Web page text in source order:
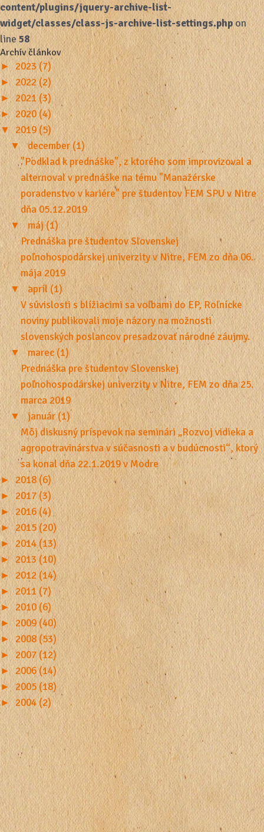
content/plugins/jquery-archive-list-
widget/classes/class-js-archive-list-settings.phpon
line58
Archív článkov
► 2023 (7)
► 2022 (2)
► 2021 (3)
► 2020 (4)
▼ 2019 (5)
▼
december (1)
"Podklad k prednáške", z ktorého som improvizoval a
alternoval v prednáške na tému "Manažérske
poradenstvo v kariére" pre študentov FEM SPU v Nitre
dňa 05.12.2019
▼
máj (1)
Prednáška pre študentov Slovenskej
poľnohospodárskej univerzity v Nitre, FEM zo dňa 06.
mája 2019
▼
apríl (1)
V súvislosti s blížiacimi sa voľbami do EP, Roľnícke
noviny publikovali moje názory na možnosti
slovenských poslancov presadzovať národné záujmy.
▼
marec (1)
Prednáška pre študentov Slovenskej
poľnohospodárskej univerzity v Nitre, FEM zo dňa 25.
marca 2019
▼
január (1)
Môj diskusný príspevok na seminári „Rozvoj vidieka a
agropotravinárstva v súčasnosti a v budúcnosti“, ktorý
sa konal dňa 22.1.2019 v Modre
► 2018 (6)
►
2017 (3)
► 2016 (4)
► 2015 (20)
► 2014 (13)
► 2013 (10)
► 2012 (14)
► 2011 (7)
► 2010 (6)
► 2009 (40)
► 2008 (53)
► 2007 (12)
► 2006 (14)
► 2005 (18)
► 2004 (2)